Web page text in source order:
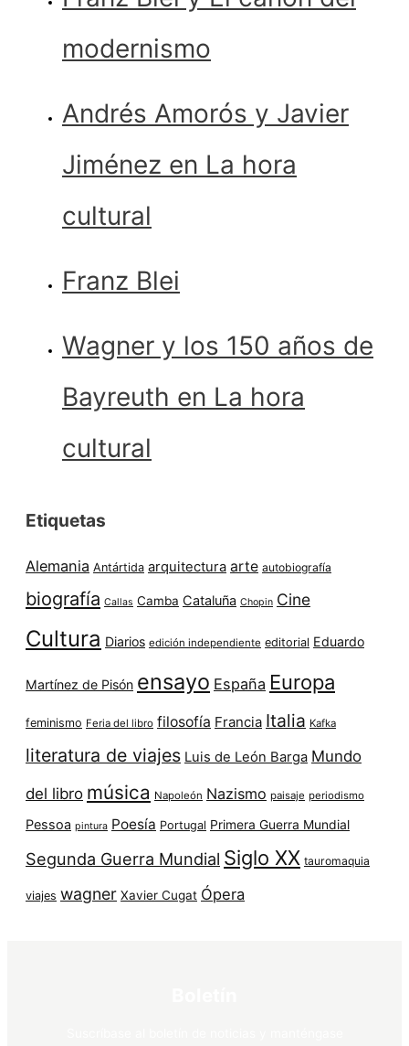
modernismo
Andrés Amorós y Javier
Jiménez en La hora
cultural
Franz Blei
Wagner y los 150 años de
Bayreuth en La hora
cultural
Etiquetas
Alemania Antártida arquitectura arte autobiografía
biografía Callas Camba Cataluña Chopin Cine
Cultura Diarios edición independiente editorial Eduardo
Martínez de Pisón ensayo España Europa
feminismo Feria del libro filosofía Francia Italia Kafka
literatura de viajes Luis de León Barga Mundo
del libro música Napoleón Nazismo paisaje periodismo
Pessoa pintura Poesía Portugal Primera Guerra Mundial
Segunda Guerra Mundial Siglo XX tauromaquia
viajes wagner Xavier Cugat Ópera